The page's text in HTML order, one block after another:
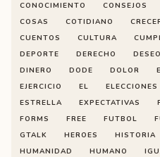
CONOCIMIENTO
CONSEJOS
COSAS
COTIDIANO
CUENTOS
CULTURA
DEPORTE
DERECHO DESEO
DINERO
DODE DOLOR
EJERCICIO
EL ELECCIONES
ESTRELLA
EXPECTATIVAS
FORMS
FREE FUTBOL
GTALK
HEROES HISTORIA
HUMANIDAD
HUMANO